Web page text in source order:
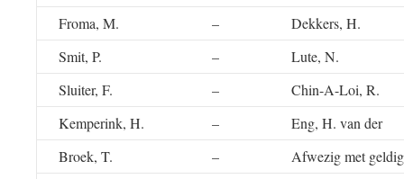
Froma, M.
–
Dekkers, H.
Smit, P.
–
Lute, N.
Sluiter, F.
–
Chin-A-Loi, R.
Kemperink, H.
–
Eng, H. van der
Broek, T.
–
Afwezig met